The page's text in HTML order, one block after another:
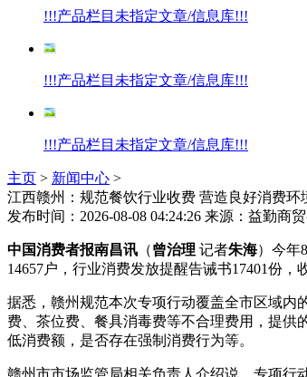
!!!产品栏目未指定文章/信息库!!!
!!!产品栏目未指定文章/信息库!!!
!!!产品栏目未指定文章/信息库!!!
主页 > 新闻中心 >
江西赣州：规范餐饮行业收费 营造良好消费环
发布时间：2026-08-08 04:24:26 来源：益勤商
中国消费者报南昌讯 （曾治理 记者朱海）今年
14657户，行业消费发放提醒告诫书17401份
据悉，赣州规范本次专项行动覆盖全市区域内
费、茶位费、餐具消毒费等不合理费用，提
低消费额，是否存在强制消费行为等。
赣州市市场监管局相关负责人介绍说，专项行